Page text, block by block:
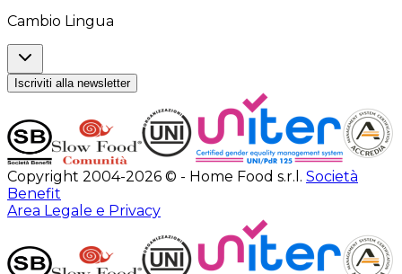
Cambio Lingua
Iscriviti alla newsletter
Copyright 2004-2026 © - Home Food s.r.l. Società
Benefit
Area Legale e Privacy